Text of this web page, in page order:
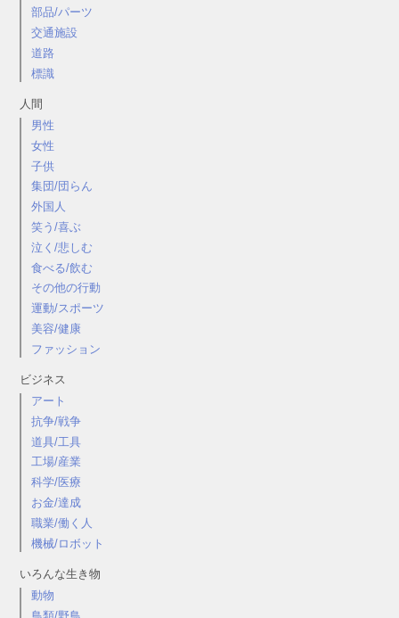
部品/パーツ
交通施設
道路
標識
人間
男性
女性
子供
集団/団らん
外国人
笑う/喜ぶ
泣く/悲しむ
食べる/飲む
その他の行動
運動/スポーツ
美容/健康
ファッション
ビジネス
アート
抗争/戦争
道具/工具
工場/産業
科学/医療
お金/達成
職業/働く人
機械/ロボット
いろんな生き物
動物